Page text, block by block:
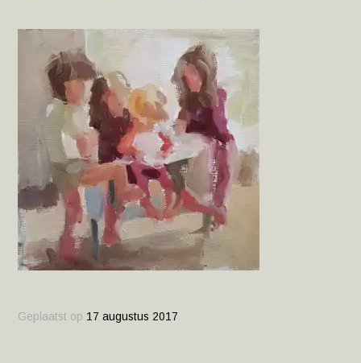
Geplaatst op 17 augustus 2017